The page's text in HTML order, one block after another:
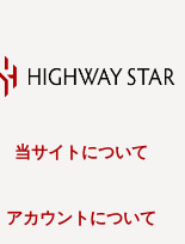
当サイトについて
アカウントについて